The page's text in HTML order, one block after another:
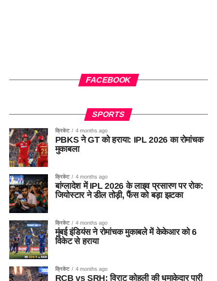
FACEBOOK
SPORTS
क्रिकेट 4 months ago
PBKS ने GT को हराया: IPL 2026 का रोमांचक
मुकाबला
क्रिकेट 4 months ago
बांग्लादेश में IPL 2026 के लाइव प्रसारण पर रोक:
जियोस्टार ने डील तोड़ी, फैंस को बड़ा झटका
क्रिकेट 4 months ago
मुंबई इंडियंस ने रोमांचक मुकाबले में केकेआर को 6
विकेट से हराया
क्रिकेट 4 months ago
RCB vs SRH: विराट कोहली की धमाकेदार पारी